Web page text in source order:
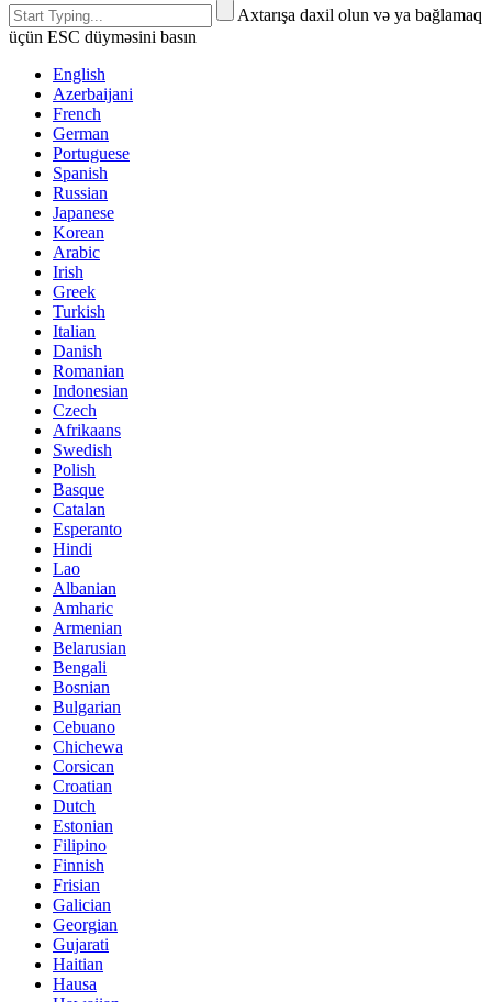
Axtarışa daxil olun və ya bağlamaq
üçün ESC düyməsini basın
English
Azerbaijani
French
German
Portuguese
Spanish
Russian
Japanese
Korean
Arabic
Irish
Greek
Turkish
Italian
Danish
Romanian
Indonesian
Czech
Afrikaans
Swedish
Polish
Basque
Catalan
Esperanto
Hindi
Lao
Albanian
Amharic
Armenian
Belarusian
Bengali
Bosnian
Bulgarian
Cebuano
Chichewa
Corsican
Croatian
Dutch
Estonian
Filipino
Finnish
Frisian
Galician
Georgian
Gujarati
Haitian
Hausa